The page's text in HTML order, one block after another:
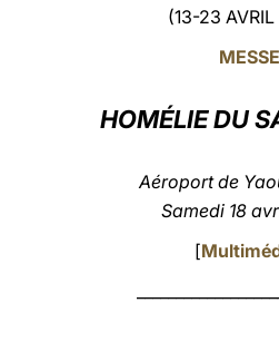
(13-23
MESSE
HOMÉLIE DU
Aéroport de
Samedi 18
[